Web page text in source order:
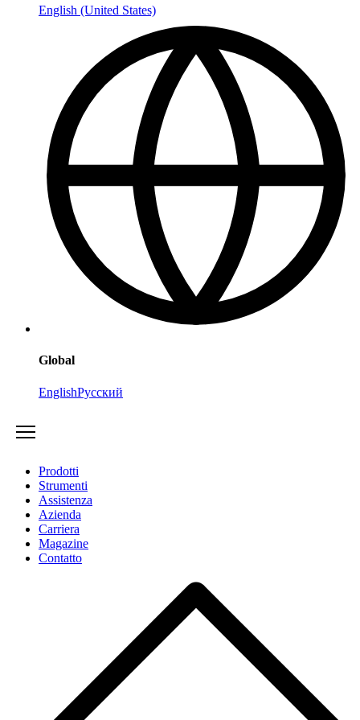
English (United States)
Global
EnglishРусский
Prodotti
Strumenti
Assistenza
Azienda
Carriera
Magazine
Contatto